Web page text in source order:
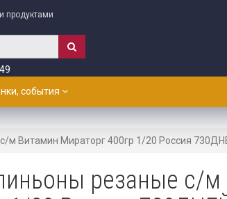
продуктами
события
м Витамин Мираторг 400гр 1/20 Россия
резаные с/м